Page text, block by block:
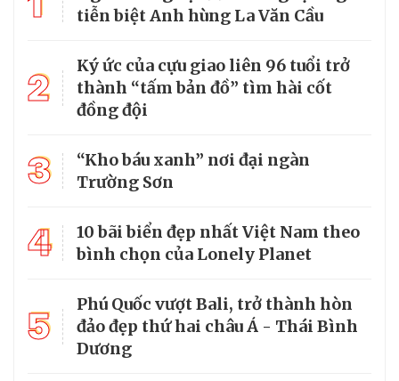
tiễn biệt Anh hùng La Văn Cầu
2
Ký ức của cựu giao liên 96 tuổi trở
thành “tấm bản đồ” tìm hài cốt
đồng đội
3
“Kho báu xanh” nơi đại ngàn
Trường Sơn
4
10 bãi biển đẹp nhất Việt Nam theo
bình chọn của Lonely Planet
5
Phú Quốc vượt Bali, trở thành hòn
đảo đẹp thứ hai châu Á - Thái Bình
Dương